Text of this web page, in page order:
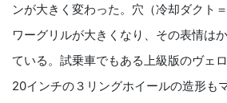
ンが大きく変わった。穴（冷却ダクト
ワーグリルが大きくなり、その表情は
ている。試乗車でもある上級版のヴェ
20インチの３リングホイールの造形も